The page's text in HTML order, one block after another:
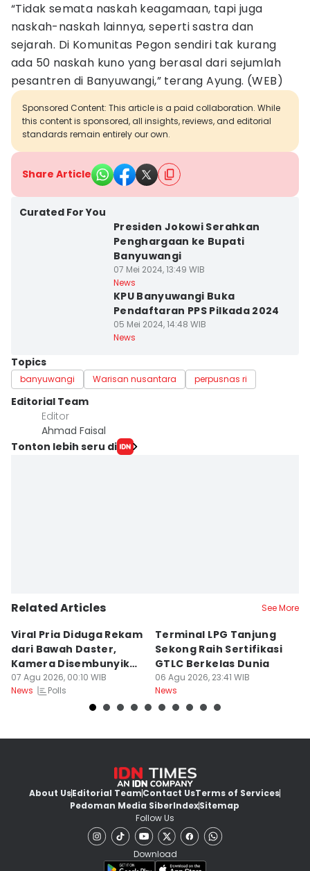
“Tidak semata naskah keagamaan, tapi juga
naskah-naskah lainnya, seperti sastra dan
sejarah. Di Komunitas Pegon sendiri tak kurang
ada 50 naskah kuno yang berasal dari sejumlah
pesantren di Banyuwangi,” terang Ayung. (WEB)
Sponsored Content: This article is a paid collaboration. While
this content is sponsored, all insights, reviews, and editorial
standards remain entirely our own.
Share Article
Curated For You
Presiden Jokowi Serahkan
Penghargaan ke Bupati
Banyuwangi
07 Mei 2024, 13:49 WIB
News
KPU Banyuwangi Buka
Pendaftaran PPS Pilkada 2024
05 Mei 2024, 14:48 WIB
News
Topics
banyuwangi Warisan nusantara perpusnas ri
Editorial Team
Editor
Ahmad Faisal
Tonton lebih seru di
Related Articles See More
Viral Pria Diduga Rekam
dari Bawah Daster,
Kamera Disembunyikan
di Sandal
07 Agu 2026, 00:10 WIB
News
Polls
Terminal LPG Tanjung
Sekong Raih Sertifikasi
GTLC Berkelas Dunia
06 Agu 2026, 23:41 WIB
News
About UsEditorial TeamContact UsTerms of Services
Pedoman Media SiberIndexSitemap
Follow Us
Download